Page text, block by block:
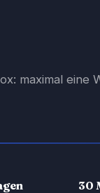
maximal eine
30